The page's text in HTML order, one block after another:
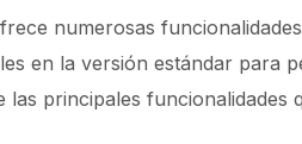
numerosas
en la versión estándar para
las principales funcionalidades